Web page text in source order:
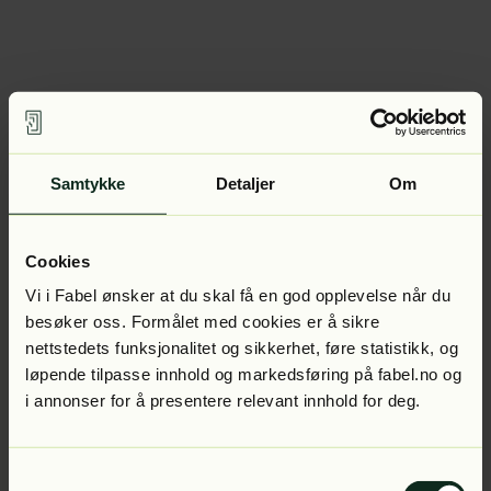
Samtykke Detaljer Om
Cookies
Vi i Fabel ønsker at du skal få en god opplevelse når du
besøker oss. Formålet med cookies er å sikre
nettstedets funksjonalitet og sikkerhet, føre statistikk, og
løpende tilpasse innhold og markedsføring på fabel.no og
i annonser for å presentere relevant innhold for deg.